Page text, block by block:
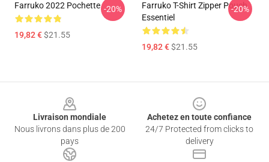
Farruko 2022 Pochette
19,82 €$21.55
-20%
Farruko T-Shirt Zipper Pouch
Essentiel
19,82 €$21.55
-20%
Livraison mondiale
Nous livrons dans plus de 200
pays
Achetez en toute confiance
24/7 Protected from clicks to
delivery